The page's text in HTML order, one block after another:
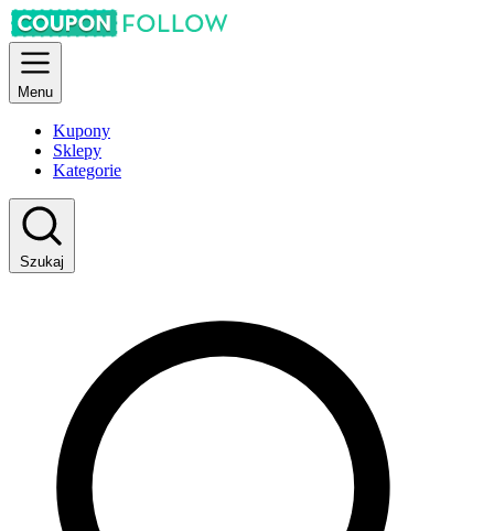
Menu
Kupony
Sklepy
Kategorie
Szukaj